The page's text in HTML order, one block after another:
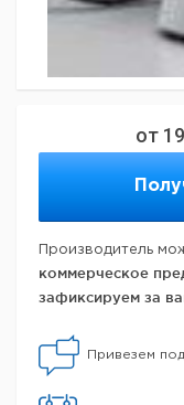
от
Производитель
коммерческое
зафиксируем за
Привезем